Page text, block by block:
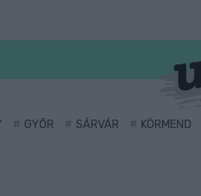
GYŐR SÁRVÁR KÖRMEND